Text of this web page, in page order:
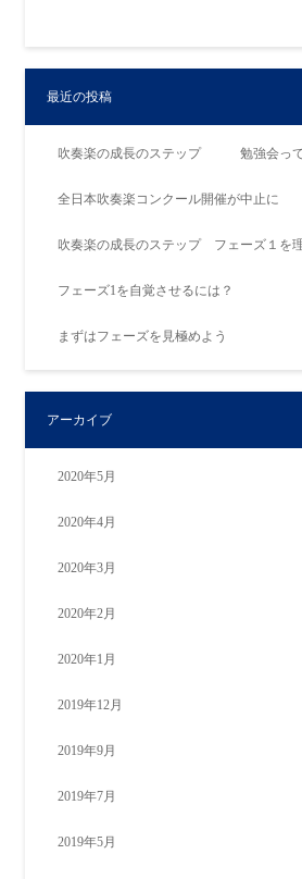
最近の投稿
吹奏楽の成長のステップ 勉強会っ
全日本吹奏楽コンクール開催が中止に
吹奏楽の成長のステップ フェーズ１を
フェーズ1を自覚させるには？
まずはフェーズを見極めよう
アーカイブ
2020年5月
2020年4月
2020年3月
2020年2月
2020年1月
2019年12月
2019年9月
2019年7月
2019年5月